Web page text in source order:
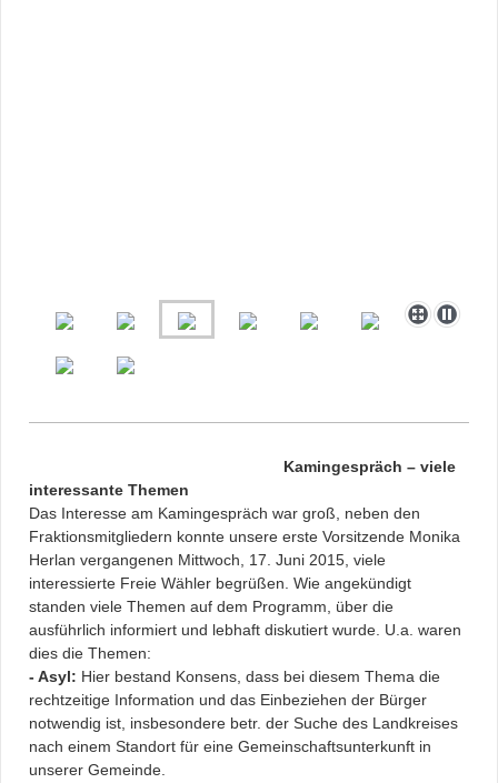
Kamingespräch – viele
interessante Themen
Das Interesse am Kamingespräch war groß, neben den
Fraktionsmitgliedern konnte unsere erste Vorsitzende Monika
Herlan vergangenen Mittwoch, 17. Juni 2015, viele
interessierte Freie Wähler begrüßen. Wie angekündigt
standen viele Themen auf dem Programm, über die
ausführlich informiert und lebhaft diskutiert wurde. U.a. waren
dies die Themen:
- Asyl: Hier bestand Konsens, dass bei diesem Thema die
rechtzeitige Information und das Einbeziehen der Bürger
notwendig ist, insbesondere betr. der Suche des Landkreises
nach einem Standort für eine Gemeinschaftsunterkunft in
unserer Gemeinde.